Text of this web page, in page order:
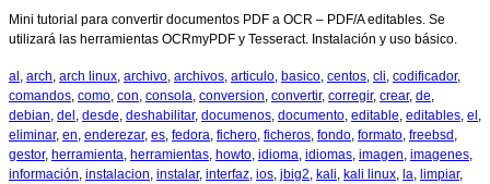
Mini tutorial para convertir documentos PDF a OCR – PDF/A editables. Se
utilizará las herramientas OCRmyPDF y Tesseract. Instalación y uso básico.
al , arch, arch linux, archivo, archivos, articulo, basico, centos, cli, codificador,
comandos, como, con, consola, conversion, convertir, corregir, crear, de,
debian, del , desde, deshabilitar, documenos, documento, editable, editables, el ,
eliminar, en, enderezar, es, fedora, fichero, ficheros, fondo, formato, freebsd ,
gestor, herramienta, herramientas, howto, idioma, idiomas, imagen, imagenes,
información, instalacion, instalar, interfaz, ios, jbig2, kali, kali linux, la, limpiar,